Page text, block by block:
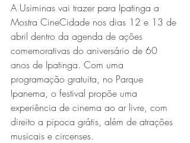
Exposição “O Silêncio das
Coisas” da artista visual Luiza
Drumond
A Usiminas vai trazer para Ipatinga a
Mostra CineCidade nos dias 12 e 13 de
abril dentro da agenda de ações
comemorativas do aniversário de 60
anos de Ipatinga. Com uma
programação gratuita, no Parque
Ipanema, o festival propõe uma
experiência de cinema ao ar livre, com
direito a pipoca grátis, além de atrações
musicais e circenses.